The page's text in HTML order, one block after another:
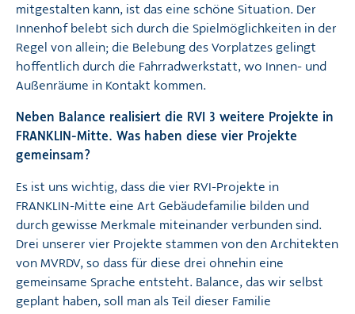
mitgestalten kann, ist das eine schöne Situation. Der
Innenhof belebt sich durch die Spielmöglichkeiten in der
Regel von allein; die Belebung des Vorplatzes gelingt
hoffentlich durch die Fahrradwerkstatt, wo Innen- und
Außenräume in Kontakt kommen.
Neben Balance realisiert die RVI 3 weitere Projekte in
FRANKLIN-Mitte. Was haben diese vier Projekte
gemeinsam?
Es ist uns wichtig, dass die vier RVI-Projekte in
FRANKLIN-Mitte eine Art Gebäudefamilie bilden und
durch gewisse Merkmale miteinander verbunden sind.
Drei unserer vier Projekte stammen von den Architekten
von MVRDV, so dass für diese drei ohnehin eine
gemeinsame Sprache entsteht. Balance, das wir selbst
geplant haben, soll man als Teil dieser Familie